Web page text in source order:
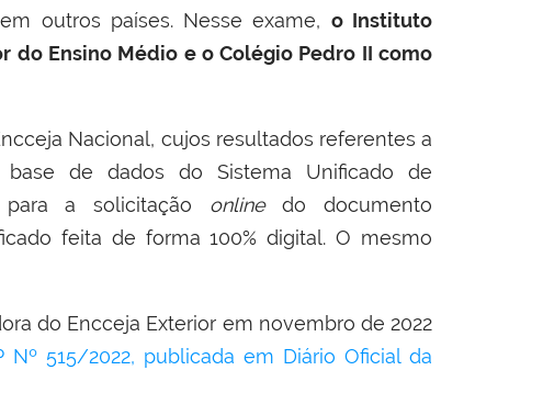
outros países. Nesse exame, o Instituto
do Ensino Médio e o Colégio Pedro II como
Nacional, cujos resultados referentes a
de dados do Sistema Unificado de
para a solicitação onlinedo documento
feita de forma 100% digital. O mesmo
do Encceja Exterior em novembro de 2022
Nº 515/2022, publicada em Diário Oficial da